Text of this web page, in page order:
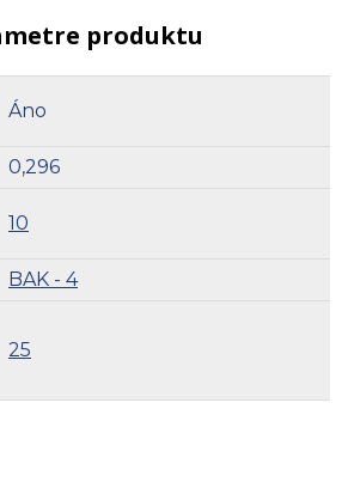
produktu
Áno
0,296
10
BAK - 4
25